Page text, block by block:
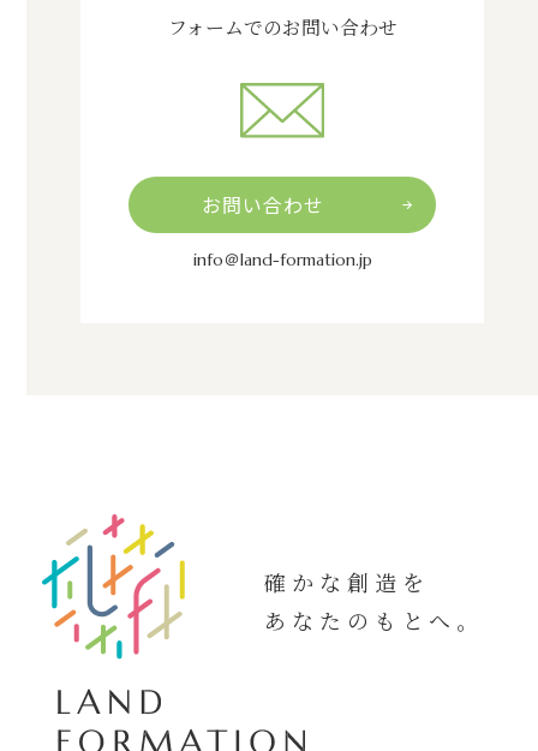
フォームでのお問い合わせ
お問い合わせ
info＠land-formation.jp
確かな創造を
あなたのもとへ。